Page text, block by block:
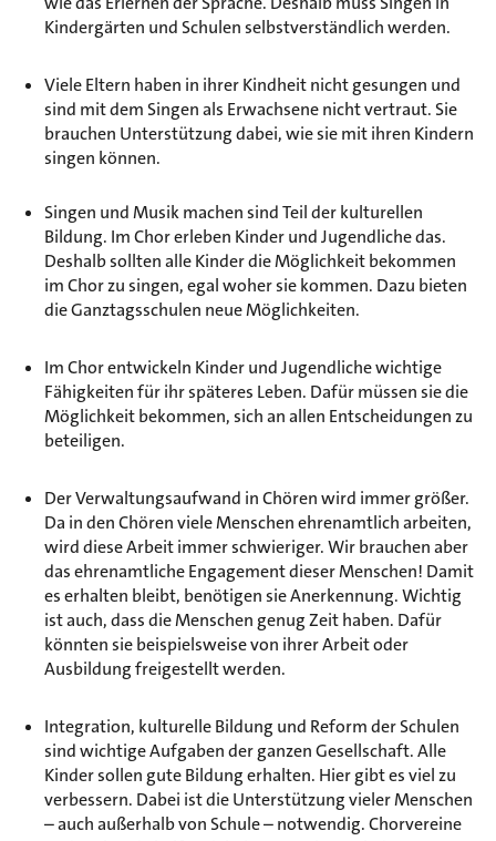
Kindergärten und Schulen selbstverständlich werden.
Viele Eltern haben in ihrer Kindheit nicht gesungen und
sind mit dem Singen als Erwachsene nicht vertraut. Sie
brauchen Unterstützung dabei, wie sie mit ihren Kindern
singen können.
Singen und Musik machen sind Teil der kulturellen
Bildung. Im Chor erleben Kinder und Jugendliche das.
Deshalb sollten alle Kinder die Möglichkeit bekommen
im Chor zu singen, egal woher sie kommen. Dazu bieten
die Ganztagsschulen neue Möglichkeiten.
Im Chor entwickeln Kinder und Jugendliche wichtige
Fähigkeiten für ihr späteres Leben. Dafür müssen sie die
Möglichkeit bekommen, sich an allen Entscheidungen zu
beteiligen.
Der Verwaltungsaufwand in Chören wird immer größer.
Da in den Chören viele Menschen ehrenamtlich arbeiten,
wird diese Arbeit immer schwieriger. Wir brauchen aber
das ehrenamtliche Engagement dieser Menschen! Damit
es erhalten bleibt, benötigen sie Anerkennung. Wichtig
ist auch, dass die Menschen genug Zeit haben. Dafür
könnten sie beispielsweise von ihrer Arbeit oder
Ausbildung freigestellt werden.
Integration, kulturelle Bildung und Reform der Schulen
sind wichtige Aufgaben der ganzen Gesellschaft. Alle
Kinder sollen gute Bildung erhalten. Hier gibt es viel zu
verbessern. Dabei ist die Unterstützung vieler Menschen
– auch außerhalb von Schule – notwendig. Chorvereine